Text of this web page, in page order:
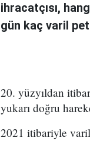
ihracatçısı,
gün kaç varil
20. yüzyıldan
yukarı doğru
2021 itibariyle